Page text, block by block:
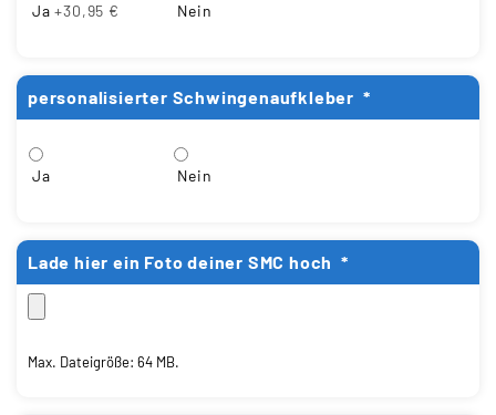
Ja +30,95 € Nein
personalisierter Schwingenaufkleber *
Ja Nein
Lade hier ein Foto deiner SMC hoch *
Max. Dateigröße: 64 MB.